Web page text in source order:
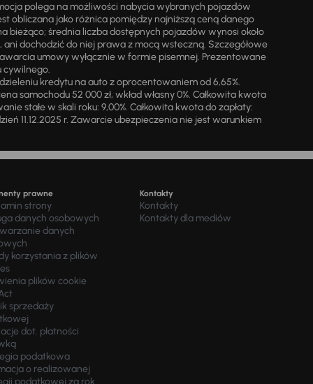
polega na możliwości nabycia wybranych pojazdów
obliczana jako różnica pomiędzy najniższą ceną danego
bieżąco; średnia liczba dostępnych pojazdów wynosi około
dochodzić do niej prawa z mocą wsteczną. Szczegółowe
umowy wyłącznie w formie pisemnej. Prezentowane
cywilnego.
kredytu na auto z oprocentowaniem od 6,65%.
samochodu 52 000 zł, wkład własny 0%. Całkowita kwota
stałe w skali roku: 9,00%. Całkowita kwota do zapłaty:
11.12.2025 r. Zawarcie ubezpieczenia nie jest warunkiem
prawne
strony
danych osobowych
danych
korzystania z plików
plików cookie
sprzedaży
dot. płatności
podatkowa
o realizowanej
podatkowej za rok
Kontakty
Kontakty
Kontakty dla mediów